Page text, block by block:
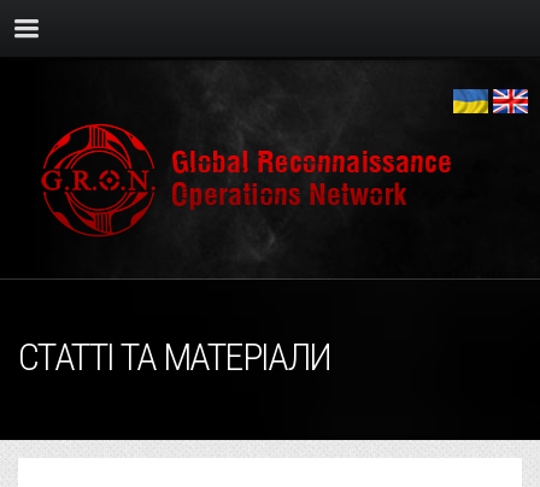
СТАТТІ ТА МАТЕРІАЛИ